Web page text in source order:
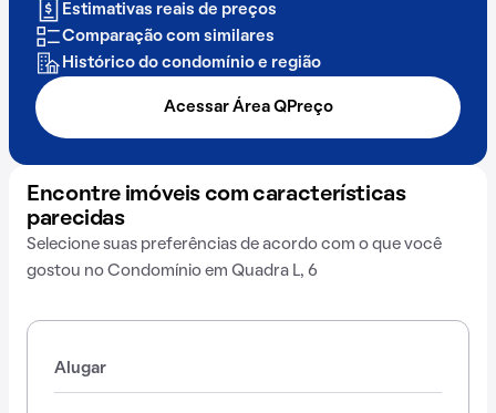
Estimativas reais de preços
Comparação com similares
Histórico do condomínio e região
Acessar Área QPreço
Encontre imóveis com características
parecidas
Selecione suas preferências de acordo com o que você
gostou no Condomínio em Quadra L, 6
Alugar